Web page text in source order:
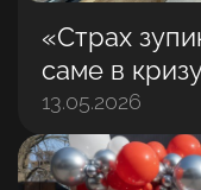
«Страх
саме в
найбільші
Матвійчук
13.05.2026